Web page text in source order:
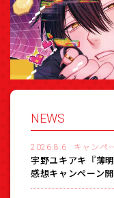
NEWS
2026.8.6 キャンペ
宇野ユキアキ『薄
感想キャンペーン開